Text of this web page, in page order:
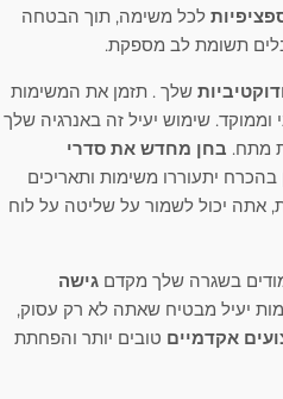
לכל משימה, תוך הבטחה
תשומת לב מספקת.
שלך . תזמן את המשימות
שימוש יעיל זה באנרגיה שלך
מתח. בחן מחדש את סדרי
בהכרח יתעוררו משימות ותאריכים
אתה יכול לשמור על שליטה על לוח
בשגרה שלך מקדם גישה
יעיל מבטיח שאתה לא רק עסוק,
אקדמיים טובים יותר והפחתת